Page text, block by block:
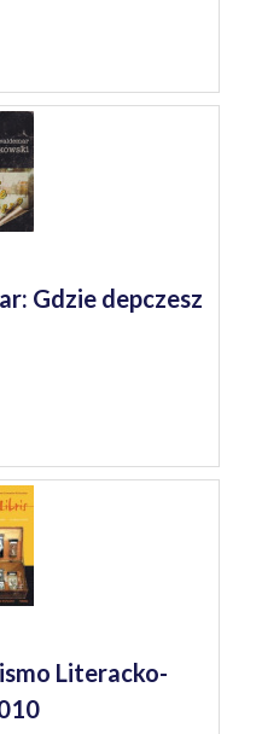
Gdzie depczesz
Literacko-